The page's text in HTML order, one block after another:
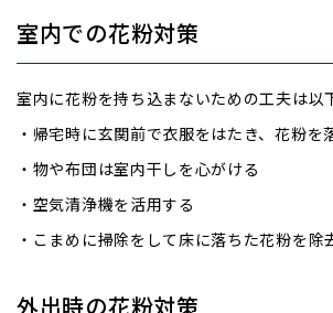
室内での花粉対策
室内に花粉を持ち込まないための工夫は以
・帰宅時に玄関前で衣服をはたき、花粉を
・物や布団は室内干しを心がける
・空気清浄機を活用する
・こまめに掃除をして床に落ちた花粉を除
外出時の花粉対策